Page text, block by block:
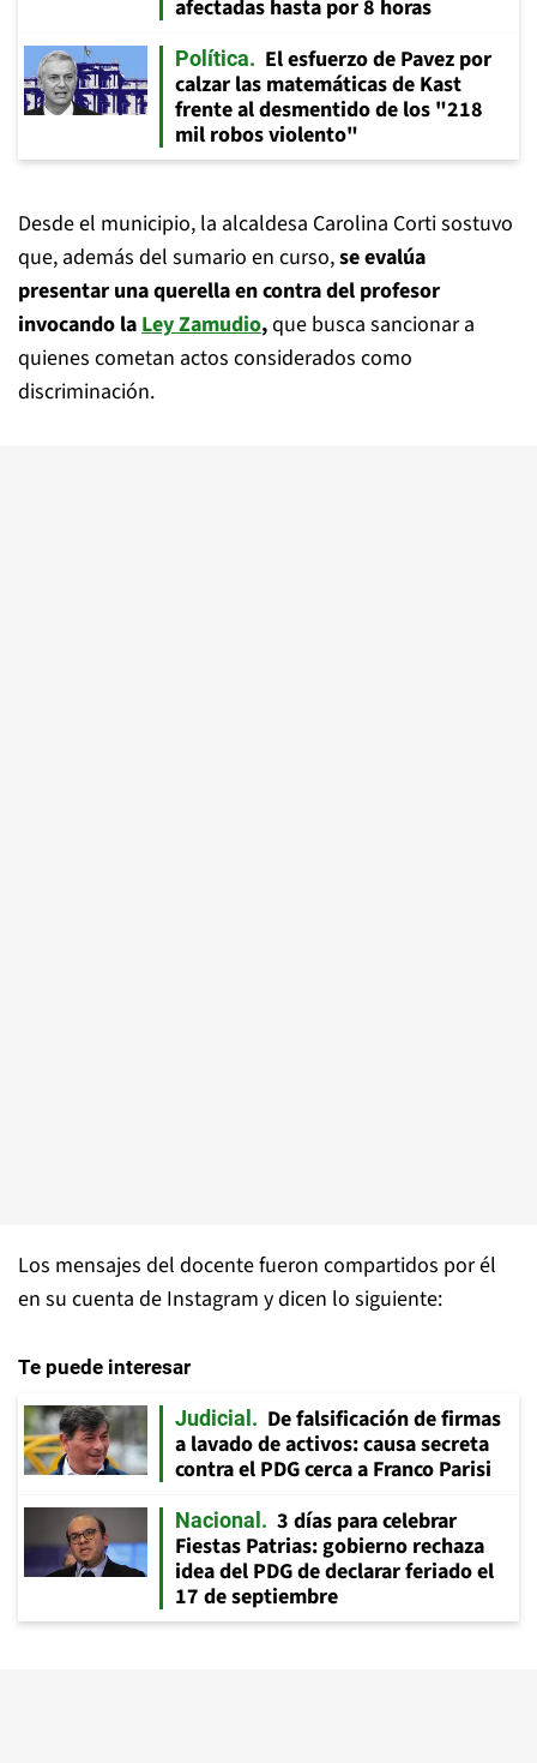
afectadas hasta por 8 horas
Política
El esfuerzo de Pavez por
calzar las matemáticas de Kast
frente al desmentido de los "218
mil robos violento"
Desde el municipio, la alcaldesa Carolina Corti sostuvo
que, además del sumario en curso,se evalúa
presentar una querella en contra del profesor
invocando laLey Zamudio,que busca sancionar a
quienes cometan actos considerados como
discriminación.
Los mensajes del docente fueron compartidos por él
en su cuenta de Instagram y dicen lo siguiente:
Te puede interesar
Judicial
De falsificación de firmas
a lavado de activos: causa secreta
contra el PDG cerca a Franco Parisi
Nacional
3 días para celebrar
Fiestas Patrias: gobierno rechaza
idea del PDG de declarar feriado el
17 de septiembre